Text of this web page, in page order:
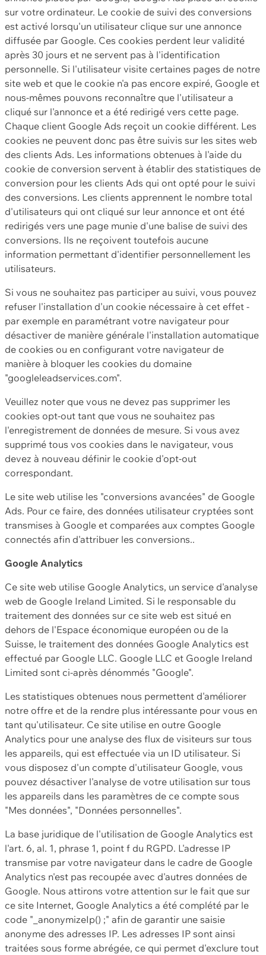
sur votre ordinateur. Le cookie de suivi des conversions
est activé lorsqu'un utilisateur clique sur une annonce
diffusée par Google. Ces cookies perdent leur validité
après 30 jours et ne servent pas à l'identification
personnelle. Si l'utilisateur visite certaines pages de notre
site web et que le cookie n'a pas encore expiré, Google et
nous-mêmes pouvons reconnaître que l'utilisateur a
cliqué sur l'annonce et a été redirigé vers cette page.
Chaque client Google Ads reçoit un cookie différent. Les
cookies ne peuvent donc pas être suivis sur les sites web
des clients Ads. Les informations obtenues à l'aide du
cookie de conversion servent à établir des statistiques de
conversion pour les clients Ads qui ont opté pour le suivi
des conversions. Les clients apprennent le nombre total
d'utilisateurs qui ont cliqué sur leur annonce et ont été
redirigés vers une page munie d'une balise de suivi des
conversions. Ils ne reçoivent toutefois aucune
information permettant d'identifier personnellement les
utilisateurs.
Si vous ne souhaitez pas participer au suivi, vous pouvez
refuser l'installation d'un cookie nécessaire à cet effet -
par exemple en paramétrant votre navigateur pour
désactiver de manière générale l'installation automatique
de cookies ou en configurant votre navigateur de
manière à bloquer les cookies du domaine
"googleleadservices.com".
Veuillez noter que vous ne devez pas supprimer les
cookies opt-out tant que vous ne souhaitez pas
l'enregistrement de données de mesure. Si vous avez
supprimé tous vos cookies dans le navigateur, vous
devez à nouveau définir le cookie d'opt-out
correspondant.
Le site web utilise les "conversions avancées" de Google
Ads. Pour ce faire, des données utilisateur cryptées sont
transmises à Google et comparées aux comptes Google
connectés afin d'attribuer les conversions..
Google Analytics
Ce site web utilise Google Analytics, un service d'analyse
web de Google Ireland Limited. Si le responsable du
traitement des données sur ce site web est situé en
dehors de l'Espace économique européen ou de la
Suisse, le traitement des données Google Analytics est
effectué par Google LLC. Google LLC et Google Ireland
Limited sont ci-après dénommés "Google".
Les statistiques obtenues nous permettent d'améliorer
notre offre et de la rendre plus intéressante pour vous en
tant qu'utilisateur. Ce site utilise en outre Google
Analytics pour une analyse des flux de visiteurs sur tous
les appareils, qui est effectuée via un ID utilisateur. Si
vous disposez d'un compte d'utilisateur Google, vous
pouvez désactiver l'analyse de votre utilisation sur tous
les appareils dans les paramètres de ce compte sous
"Mes données", "Données personnelles".
La base juridique de l'utilisation de Google Analytics est
l'art. 6, al. 1, phrase 1, point f du RGPD. L'adresse IP
transmise par votre navigateur dans le cadre de Google
Analytics n'est pas recoupée avec d'autres données de
Google. Nous attirons votre attention sur le fait que sur
ce site Internet, Google Analytics a été complété par le
code "_anonymizeIp() ;" afin de garantir une saisie
anonyme des adresses IP. Les adresses IP sont ainsi
traitées sous forme abrégée, ce qui permet d'exclure tout